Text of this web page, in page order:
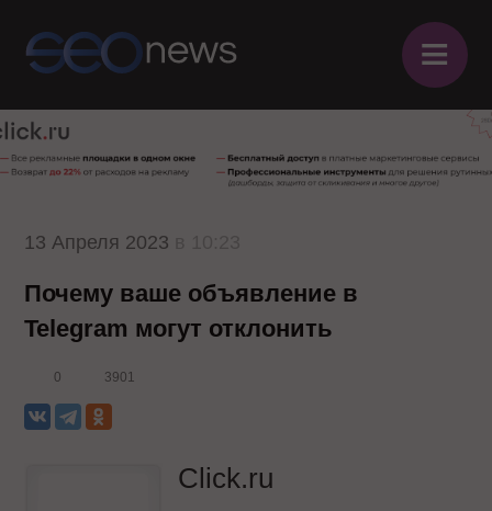
≡
13 Апреля 2023
Почему ваше объявление в
Telegram могут отклонить
0 3901
Click.ru